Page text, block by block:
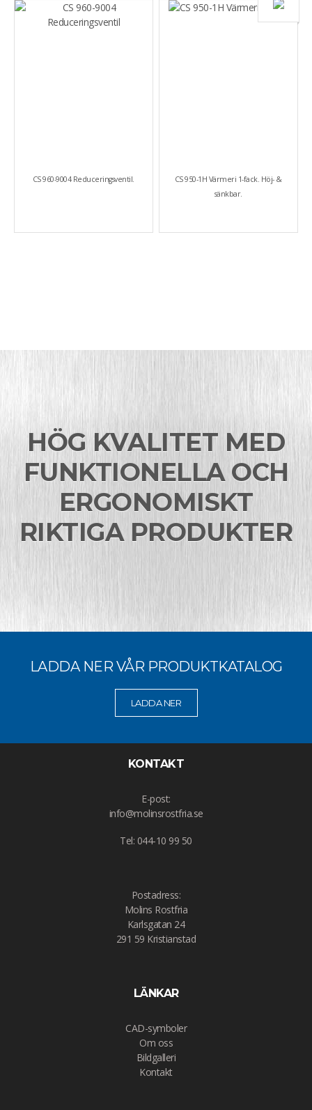
CS 960-9004 Reduceringsventil.
CS 950-1H Värmeri 1-fack. Höj- &
sänkbar.
HÖG KVALITET MED
FUNKTIONELLA OCH
ERGONOMISKT
RIKTIGA PRODUKTER
LADDA NER VÅR PRODUKTKATALOG
LADDA NER
KONTAKT
E-post:
info@molinsrostfria.se
Tel: 044-10 99 50
Postadress:
Molins Rostfria
Karlsgatan 24
291 59 Kristianstad
LÄNKAR
CAD-symboler
Om oss
Bildgalleri
Kontakt